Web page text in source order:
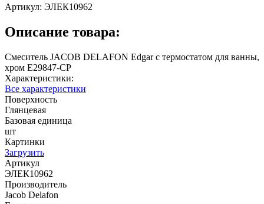
Артикул: ЭЛЕК10962
Описание товара:
Смеситель JACOB DELAFON Edgar с термостатом для ванны,
хром E29847-CP
Характеристики:
Все характеристики
Поверхность
Глянцевая
Базовая единица
шт
Картинки
Загрузить
Артикул
ЭЛЕК10962
Производитель
Jacob Delafon